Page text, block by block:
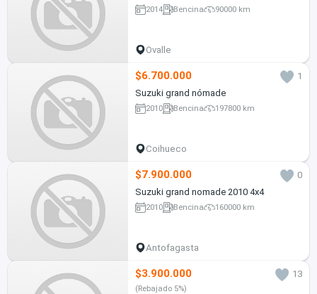
2014 Bencina 90000 km
Ovalle
$6.700.000
1
Suzuki grand nómade
2010 Bencina 197800 km
Coihueco
$7.900.000
0
Suzuki grand nomade 2010 4x4
2010 Bencina 160000 km
Antofagasta
$3.900.000 13
(Rebajado 5%)